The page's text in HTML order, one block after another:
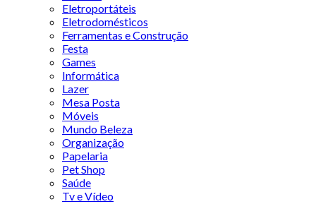
Eletroportáteis
Eletrodomésticos
Ferramentas e Construção
Festa
Games
Informática
Lazer
Mesa Posta
Móveis
Mundo Beleza
Organização
Papelaria
Pet Shop
Saúde
Tv e Vídeo